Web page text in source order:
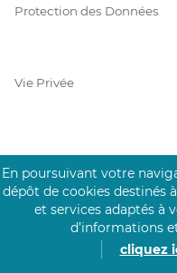
Protection des Données
Vie Privée
La collecte de vos
et assurée par Mangopay,
Banque de France.
En poursuivant votre
dépôt de cookies destinés
et services adaptés à
d’informations
cliquez